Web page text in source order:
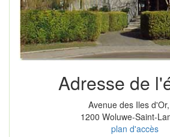
Adresse de
Avenue des Iles
1200 Woluwe-Saint-
plan d'accès